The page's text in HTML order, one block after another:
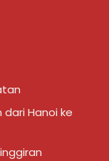
Hanoi ke